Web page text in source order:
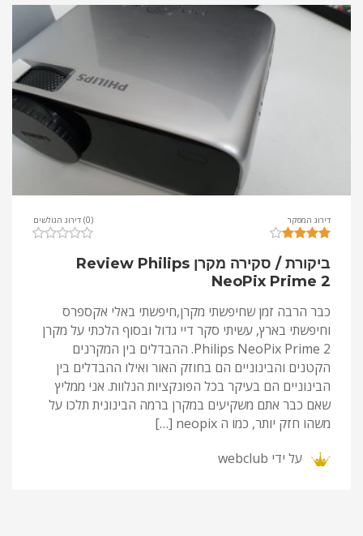
דירוג המסקר (0) דירוג הגולשים
ביקורת / סקירה מקרן Review Philips
NeoPix Prime 2
כבר הרבה זמן שחיפשתי מקרן,חיפשתי באלי אקספרס
וחיפשתי בארץ, עשיתי סקר דיי גדול ובסוף הלכתי על מקרן
Philips NeoPix Prime 2. ההבדלים בין המקרנים
הקטנים והבינוניים הם בחוזק האור ואילו ההבדלים בין
הבינוניים הם בעיקר בכל הפונקציות הנלוות. אני ממליץ
שאם כבר אתם משקיעים במקרן ברמה הבינונית תלכו על
משהו חזק יותר, כמו ה neopix […]
על ידי webclub